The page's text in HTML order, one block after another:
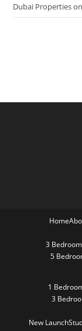
Dubai Propertieson
Home
3
5
1
3
New Launch